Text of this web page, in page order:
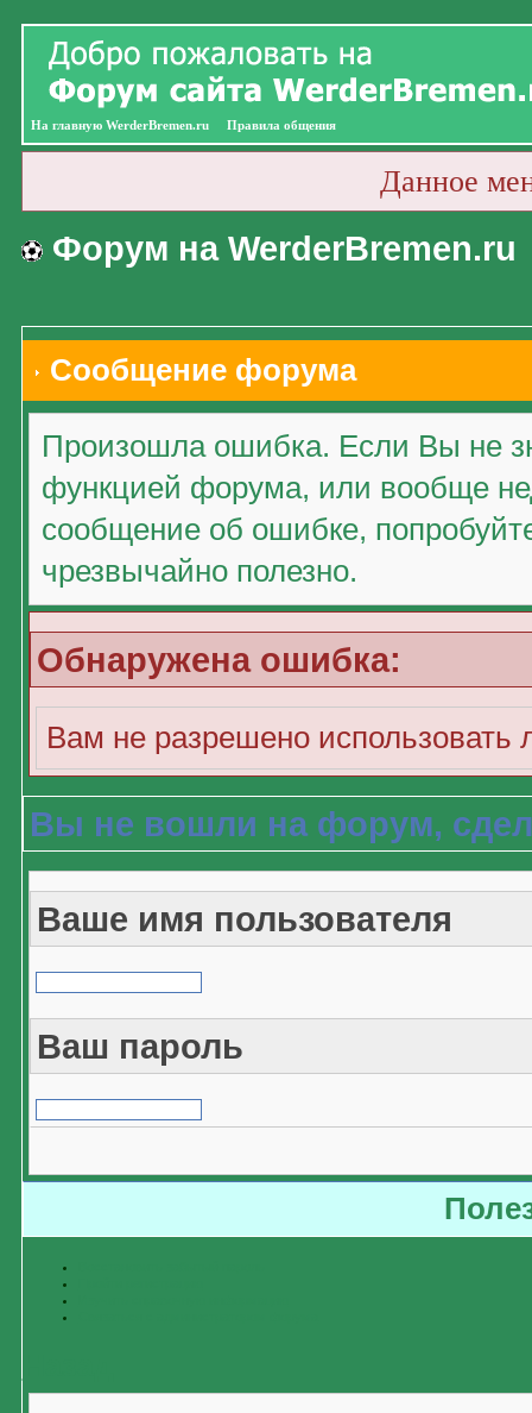
На главную WerderBremen.ru Правила общения
Данное
Форум на WerderBremen.ru
Сообщение форума
Произошла ошибка. Если Вы не
функцией форума, или вообще
сообщение об ошибке,
чрезвычайно полезно.
Обнаружена ошибка:
Вам не разрешено
Вы не вошли на форум,
Ваше имя пользователя
Ваш пароль